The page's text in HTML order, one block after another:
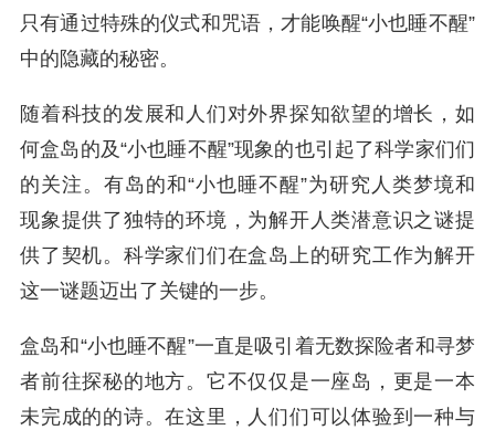
只有通过特殊的仪式和咒语，才能唤醒“小也睡不醒”
中的隐藏的秘密。
随着科技的发展和人们对外界探知欲望的增长，如
何盒岛的及“小也睡不醒”现象的也引起了科学家们们
的关注。有岛的和“小也睡不醒”为研究人类梦境和
现象提供了独特的环境，为解开人类潜意识之谜提
供了契机。科学家们们在盒岛上的研究工作为解开
这一谜题迈出了关键的一步。
盒岛和“小也睡不醒”一直是吸引着无数探险者和寻梦
者前往探秘的地方。它不仅仅是一座岛，更是一本
未完成的的诗。在这里，人们们可以体验到一种与